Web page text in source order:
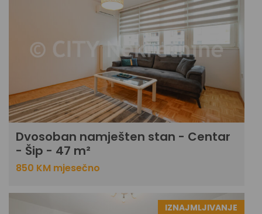
Dvosoban namješten stan - Centar
- Šip - 47 m²
850 KM mjesečno
IZNAJMLJIVANJE